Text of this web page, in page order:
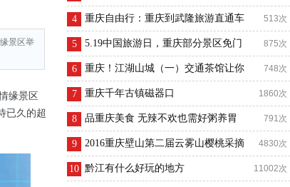
景区举
缘景区
已久的超
4 重庆自由行：重庆到武隆旅游直通车 513次
5 5.19中国旅游日，重庆部分景区免门 875次
6 重庆！江湖山城（一）交通茶馆让你 748次
7 重庆千年古镇磁器口 1860次
8 品重庆美食 无辣不欢也需好粥养胃 791次
9 2016重庆壁山第二届云雾山樱桃采摘 4830次
10 黔江有什么好玩的地方 11002次